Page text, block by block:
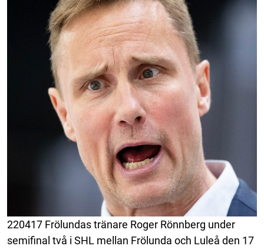
220417 Frölundas tränare Roger Rönnberg under
semifinal två i SHL mellan Frölunda och Luleå den 17